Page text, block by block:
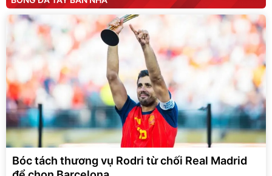
Bóc tách thương vụ Rodri từ chối Real Madrid